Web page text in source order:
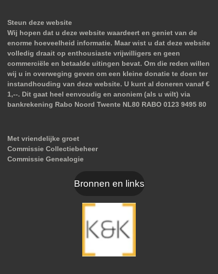
Steun deze website
Wij hopen dat u deze website waardeert en geniet van de
enorme hoeveelheid informatie. Maar wist u dat deze website
volledig draait op enthousiaste vrijwilligers en geen
commerciële en betaalde uitingen bevat. Om die reden willen
wij u in overweging geven om een kleine donatie te doen ter
instandhouding van deze website. U kunt al doneren vanaf €
1,--. Dit gaat heel eenvoudig en anoniem (als u wilt) via
bankrekening Rabo Noord Twente NL80 RABO 0123 9495 80
Met vriendelijke groet
Commissie Collectiebeheer
Commissie Genealogie
Bronnen en links